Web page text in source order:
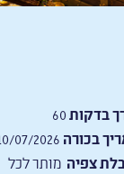
בדקות
בכורה
צפיה מותר לכל